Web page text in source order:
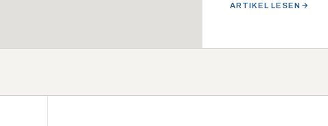
ARTIKEL LESEN